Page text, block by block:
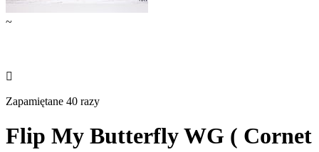
~

Zapamiętane 40 razy
Flip My Butterfly WG ( Cornet